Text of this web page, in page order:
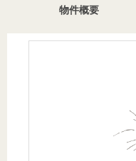
会員ページ
物件概要